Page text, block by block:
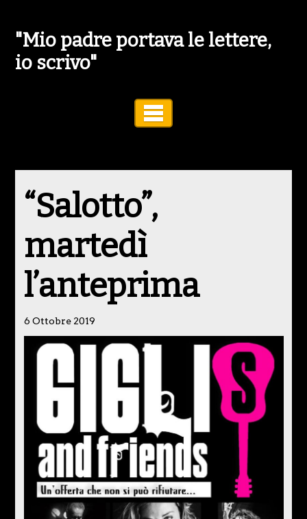
"Mio padre portava le lettere,
io scrivo"
“Salotto”,
martedì
l’anteprima
6 Ottobre 2019